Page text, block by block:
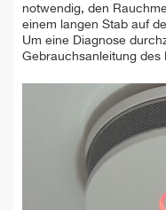
notwendig, den
einem langen Stab auf
Um eine Diagnose
Gebrauchsanleitung des